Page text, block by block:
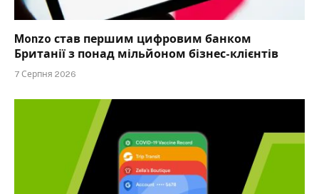
Monzo став першим цифровим банком
Британії з понад мільйоном бізнес-клієнтів
7 Серпня 2026